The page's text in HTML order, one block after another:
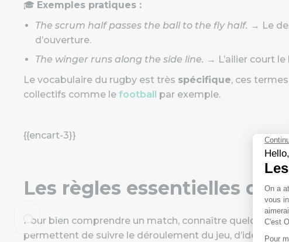
🎓 Exemples pratiques :
The scrum half passes the ball to the fly half. → Le
d’ouverture.
The winger runs along the side line. → L’ailier court
Le vocabulaire du rugby est très spécifique, ces
collectifs comme le football par exemple.
{{encart-3}}
Les règles essentielles du
Pour bien comprendre un match, connaître quelques
permettent de suivre le déroulement du jeu,